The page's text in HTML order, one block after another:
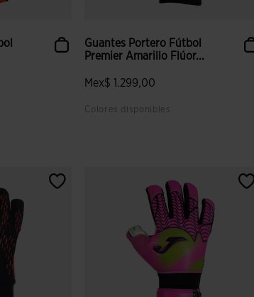
Guantes Portero Fútbol
Premier Amarillo Flúor...
Mex$ 1.299,00
Colores disponibles